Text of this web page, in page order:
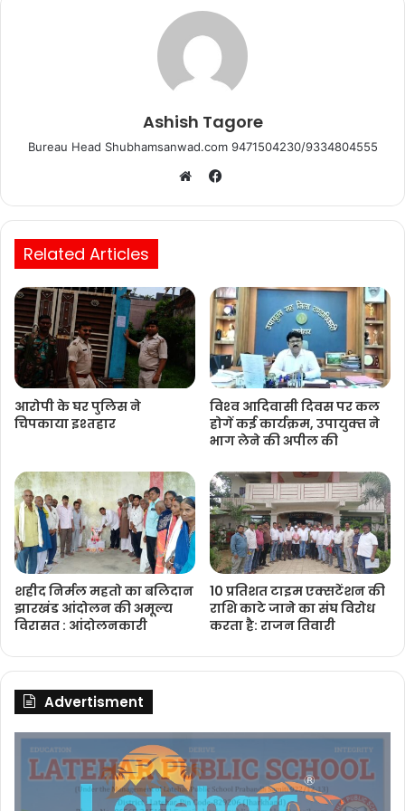
Ashish Tagore
Bureau Head Shubhamsanwad.com 9471504230/9334804555
Facebook
Related Articles
आरोपी के घर पुलिस ने
चिपकाया इश्तहार
विश्‍व आदिवासी दिवस पर कल
होगें कई कार्यक्रम, उपायुक्‍त ने
भाग लेने की अपील की
शहीद निर्मल महतो का बलिदान
झारखंड आंदोलन की अमूल्य
विरासत : आंदोलनकारी
10 प्रतिशत टाइम एक्सटेंशन की
राशि काटे जाने का संघ विरोध
करता है: राजन तिवारी
Advertisment